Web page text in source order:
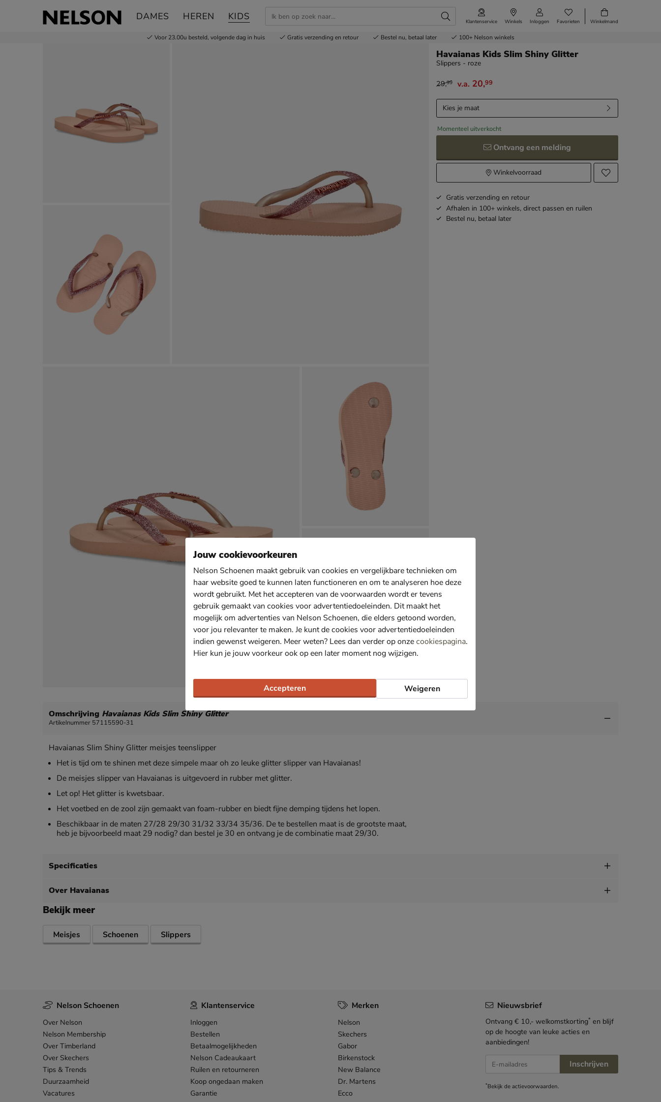
DAMES HEREN KIDS Klantenservice Winkels Inloggen Favorieten Winkelmand
Voor 23.00u besteld, volgende dag in huis Gratis verzending en retour Bestel nu, betaal later 100+ Nelson winkels
Havaianas Kids Slim Shiny Glitter
Slippers
Havaianas Kids Slim Shiny Glitter
Slippers - roze
van € 29,99 vanaf € 20,99
29,99 v.a. 20,99
Kies je maat
Momenteel uitverkocht
Ontvang een melding
Winkelvoorraad
Gratis verzending en retour
Afhalen in 100+ winkels, direct passen en ruilen
Bestel nu, betaal later
Omschrijving Havaianas Kids Slim Shiny Glitter
Artikelnummer 57115590-31
Havaianas Slim Shiny Glitter meisjes teenslipper
Het is tijd om te shinen met deze simpele maar oh zo leuke glitter slipper van Havaianas!
De meisjes slipper van Havaianas is uitgevoerd in rubber met glitter.
Let op! Het glitter is kwetsbaar.
Het voetbed en de zool zijn gemaakt van foam-rubber en biedt fijne demping tijdens het lopen.
Beschikbaar in de maten 27/28 29/30 31/32 33/34 35/36. De te bestellen maat is de grootste maat,
heb je bijvoorbeeld maat 29 nodig? dan bestel je 30 en ontvang je de combinatie maat 29/30.
Specificaties
Over Havaianas
Bekijk meer
Meisjes Schoenen Slippers
Nelson Schoenen
Over Nelson
Nelson Membership
Over Timberland
Over Skechers
Tips & Trends
Duurzaamheid
Vacatures
Klantenservice
Inloggen
Bestellen
Betaalmogelijkheden
Nelson Cadeaukaart
Ruilen en retourneren
Koop ongedaan maken
Garantie
Merken
Nelson
Skechers
Gabor
Birkenstock
New Balance
Dr. Martens
Ecco
Nieuwsbrief
Ontvang € 10,- welkomstkorting* en blijf
op de hoogte van leuke acties en
aanbiedingen!
E-mailadres Inschrijven
*Bekijk deactievoorwaarden.
Jouw cookievoorkeuren
Nelson Schoenen maakt gebruik van cookies en vergelijkbare technieken om
haar website goed te kunnen laten functioneren en om te analyseren hoe deze
wordt gebruikt. Met het accepteren van de voorwaarden wordt er tevens
gebruik gemaakt van cookies voor advertentiedoeleinden. Dit maakt het
mogelijk om advertenties van Nelson Schoenen, die elders getoond worden,
voor jou relevanter te maken. Je kunt de cookies voor advertentiedoeleinden
indien gewenst weigeren. Meer weten? Lees dan verder op onzecookiespagina.
Hier kun je jouw voorkeur ook op een later moment nog wijzigen.
Accepteren Weigeren